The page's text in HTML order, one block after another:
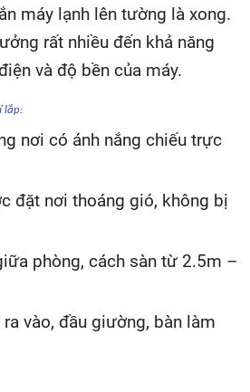
máy lạnh lên tường là xong.
rất nhiều đến khả năng
và độ bền của máy.
lắp:
nơi có ánh nắng chiếu trực
đặt nơi thoáng gió, không bị
phòng, cách sàn từ 2.5m –
ra vào, đầu giường, bàn làm